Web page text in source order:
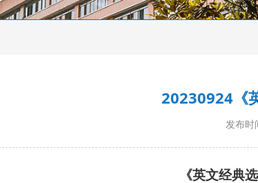
20230924《
发布时
《英文经典